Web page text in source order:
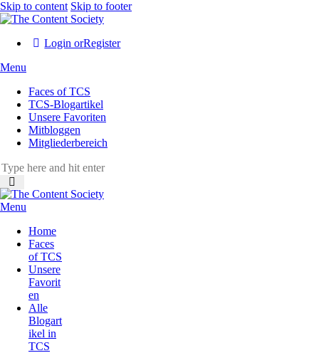
Skip to content Skip to footer
Login orRegister
Menu
Faces of TCS
TCS-Blogartikel
Unsere Favoriten
Mitbloggen
Mitgliederbereich
Menu
Home
Faces
of TCS
Unsere
Favorit
en
Alle
Blogart
ikel in
TCS